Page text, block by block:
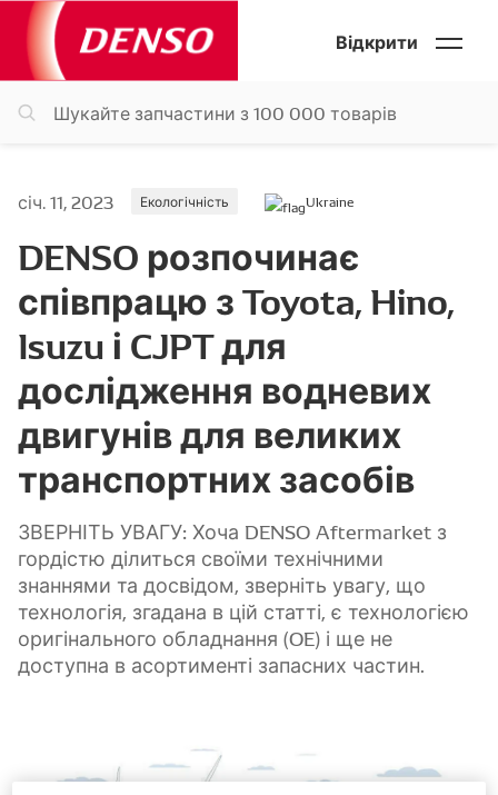
Відкрити
січ. 11, 2023 Екологічність Ukraine
DENSO розпочинає
співпрацю з Toyota, Hino,
Isuzu і CJPT для
дослідження водневих
двигунів для великих
транспортних засобів
ЗВЕРНІТЬ УВАГУ: Хоча DENSO Aftermarket з
гордістю ділиться своїми технічними
знаннями та досвідом, зверніть увагу, що
технологія, згадана в цій статті, є технологією
оригінального обладнання (OE) і ще не
доступна в асортименті запасних частин.